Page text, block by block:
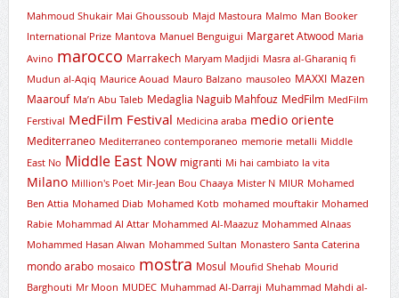
Mahmoud Shukair Mai Ghoussoub Majd Mastoura Malmo Man Booker
International Prize Mantova Manuel Benguigui Margaret Atwood Maria
Avino marocco Marrakech Maryam Madjidi Masra al-Gharaniq fi
Mudun al-Aqiq Maurice Aouad Mauro Balzano mausoleo MAXXI Mazen
Maarouf Ma’n Abu Taleb Medaglia Naguib Mahfouz MedFilm MedFilm
Ferstival MedFilm Festival Medicina araba medio oriente
Mediterraneo Mediterraneo contemporaneo memorie metalli Middle
East No Middle East Now migranti Mi hai cambiato la vita
Milano Million's Poet Mir-Jean Bou Chaaya Mister N MIUR Mohamed
Ben Attia Mohamed Diab Mohamed Kotb mohamed mouftakir Mohamed
Rabie Mohammad Al Attar Mohammed Al-Maazuz Mohammed Alnaas
Mohammed Hasan Alwan Mohammed Sultan Monastero Santa Caterina
mondo arabo mosaico mostra Mosul Moufid Shehab Mourid
Barghouti Mr Moon MUDEC Muhammad Al-Darraji Muhammad Mahdi al-